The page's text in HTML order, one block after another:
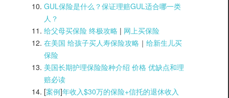
GUL保险是什么？保证理赔GUL适合哪一类
人？
给父母买保险 终极攻略 | 网上买保险
在美国 给孩子买人寿保险攻略 ｜ 给新生儿买
保险
美国长期护理保险险种介绍 价格 优缺点和理
赔必读
[案例]年收入$30万的保险+信托的退休收入